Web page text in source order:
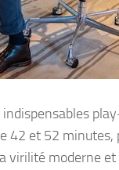
42 et 52
virilité moderne